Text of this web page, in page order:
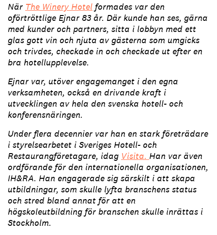
När The Winery Hotel formades var den
oförtröttlige Ejnar 83 år. Där kunde han ses, gärna
med kunder och partners, sitta i lobbyn med ett
glas gott vin och njuta av gästerna som umgicks
och trivdes, checkade in och checkade ut efter en
bra hotellupplevelse.
Ejnar var, utöver engagemanget i den egna
verksamheten, också en drivande kraft i
utvecklingen av hela den svenska hotell- och
konferensnäringen.
Under flera decennier var han en stark företrädare
i styrelsearbetet i Sveriges Hotell- och
Restaurangföretagare, idag Visita. Han var även
ordförande för den internationella organisationen,
IH&RA. Han engagerade sig särskilt i att skapa
utbildningar, som skulle lyfta branschens status
och stred bland annat för att en
högskoleutbildning för branschen skulle inrättas i
Stockholm.